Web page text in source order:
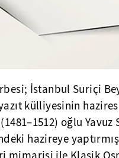
İstanbul Suriçi
külliyesinin
oğlu
hazireye